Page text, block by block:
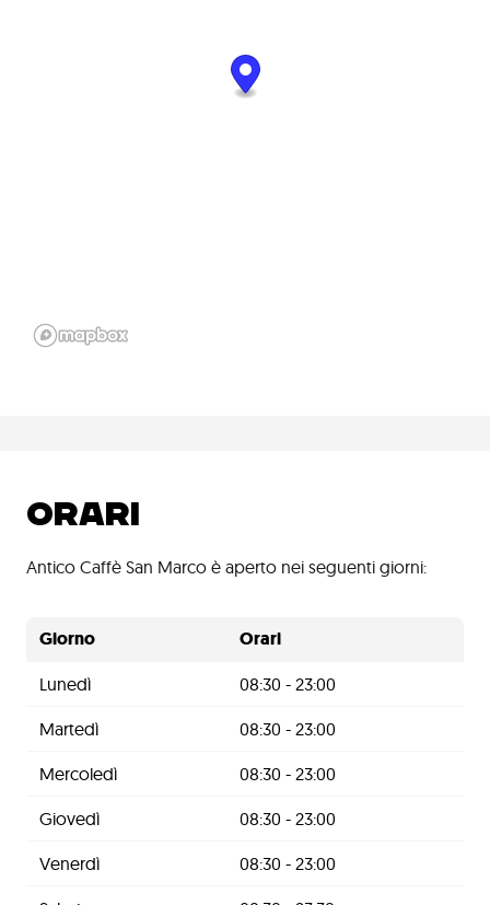
ORARI
Antico Caffè San Marco è aperto nei seguenti giorni:
Giorno Orari
Lunedì 08:30 - 23:00
Martedì 08:30 - 23:00
Mercoledì 08:30 - 23:00
Giovedì 08:30 - 23:00
Venerdì 08:30 - 23:00